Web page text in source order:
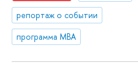
репортаж о событии
программа MBA